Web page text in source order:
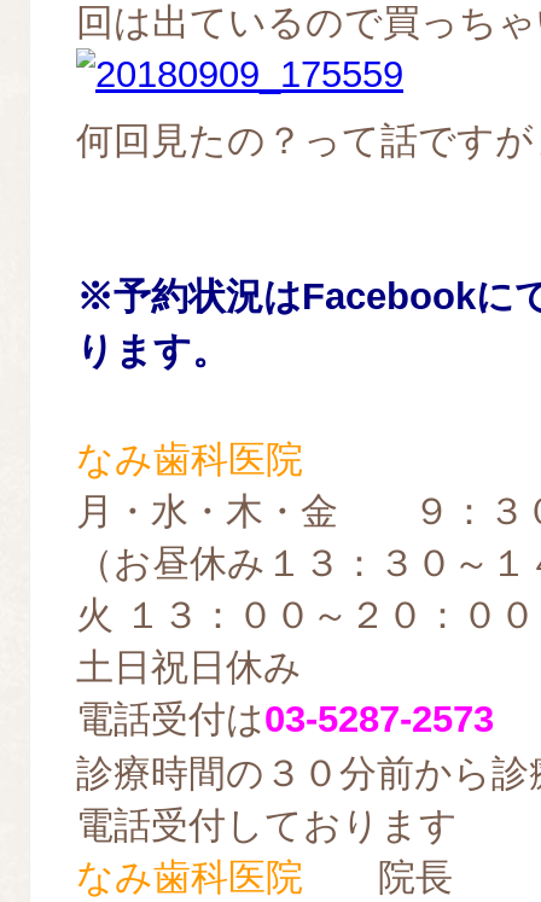
回は出ているので買っち
何回見たの？って話です
※予約状況はFacebookに
ります。
なみ歯科医院
月・水・木・金 ９：３
（お昼休み１３：３０～
火 １３：００～２０：００
土日祝日休み
電話受付は03-5287-2573
診療時間の３０分前から
電話受付しております
なみ歯科医院 院長